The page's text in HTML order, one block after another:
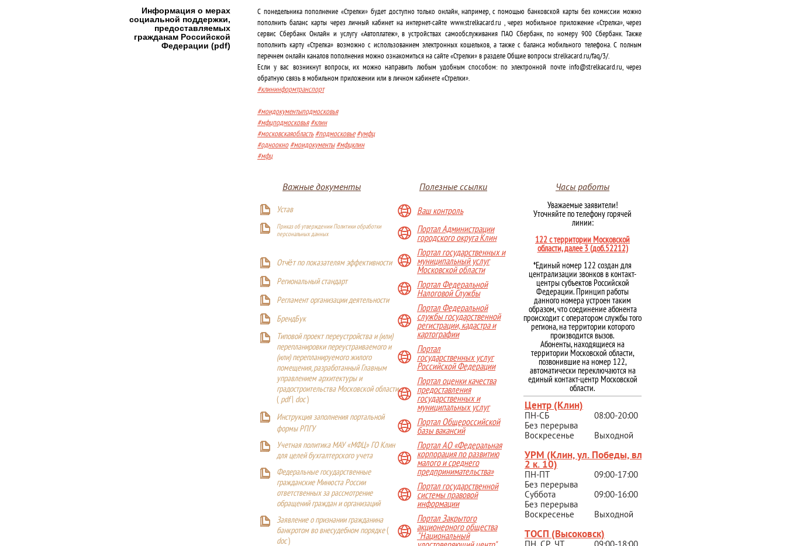
С понедельника пополнение «Стрелки» будет доступно только онлайн, например, c помощью банковской карты без комиссии можно
пополнить баланс карты через личный кабинет на интернет-сайте www.strelkacard.ru , через мобильное приложение «Стрелка», через
сервис Сбербанк Онлайн и услугу «Автоплатеж», в устройствах самообслуживания ПАО Сбербанк, по номеру 900 Сбербанк. Также
пополнить карту «Стрелка» возможно с использованием электронных кошельков, а также с баланса мобильного телефона. С полным
перечнем онлайн каналов пополнения можно ознакомиться на сайте «Стрелки» в разделе Общие вопросы strelkacard.ru/faq/3/.
Если у вас возникнут вопросы, их можно направить любым удобным способом: по электронной почте info@strelkacard.ru, через
обратную связь в мобильном приложении или в личном кабинете «Стрелки».
#клининформтранспорт
#моидокументыподмосковья
#мфцподмосковья #клин
#московскаяобласть #подмосковье #умфц
#одноокно #моидокументы #мфцклин
#мфц
Важные документы
Устав
Приказ об утверждении Политики обработки
персональных данных
Отчёт по показателям эффективности
Региональный стандарт
Регламент организации деятельности
БрендБук
Типовой проект переустройства и (или)
перепланировки переустраиваемого и
(или) перепланируемого жилого
помещения, разработанный Главным
управлением архитектуры и
градостроительства Московской области
(pdf| doc)
Инструкция заполнения портальной
формы РПГУ
Учетная политика МАУ «МФЦ» ГО Клин
для целей бухгалтерского учета
Федеральные государственные
гражданские Минюста России
ответственных за рассмотрение
обращений граждан и организаций
Заявление о признании гражданина
банкротом во внесудебном порядке(
doc)
Полезные ссылки
Ваш контроль
Портал Администрации
городского округа Клин
Портал государственных и
муниципальный услуг
Московской области
Портал Федеральной
Налоговой Службы
Портал Федеральной
службы государственной
регистрации, кадастра и
картографии
Портал
государственных услуг
Российской Федерации
Портал оценки качества
предоставления
государственных и
муниципальных услуг
Портал Общероссийской
базы вакансий
Портал АО «Федеральная
корпорация по развитию
малого и среднего
предпринимательства»
Портал государственной
системы правовой
информации
Портал Закрытого
акционерного общества
"Национальный
Часы работы
Уважаемые заявители!
Уточняйте по телефону горячей
линии:
122 с территории Московской
области, далее 3 (доб.52212)
*Единый номер 122 создан для
централизации звонков в контакт-
центры субъектов Российской
Федерации. Принцип работы
данного номера устроен таким
образом, что соединение абонента
происходит с оператором службы того
региона, на территории которого
производится вызов.
Абоненты, находящиеся на
территории Московской области,
позвонившие на номер 122,
автоматически переключаются на
единый контакт-центр Московской
области.
Центр (Клин)
ПН-СБ
08:00-20:00
Без перерыва
Воскресенье
Выходной
УРМ (Клин, ул. Победы, вл.
2 к. 10)
ПН-ПТ
09:00-17:00
Без перерыва
Суббота
09:00-16:00
Без перерыва
Воскресенье
Выходной
ТОСП (Высоковск)
Информация о мерах
социальной поддержки,
предоставляемых
гражданам Российской
Федерации (pdf)